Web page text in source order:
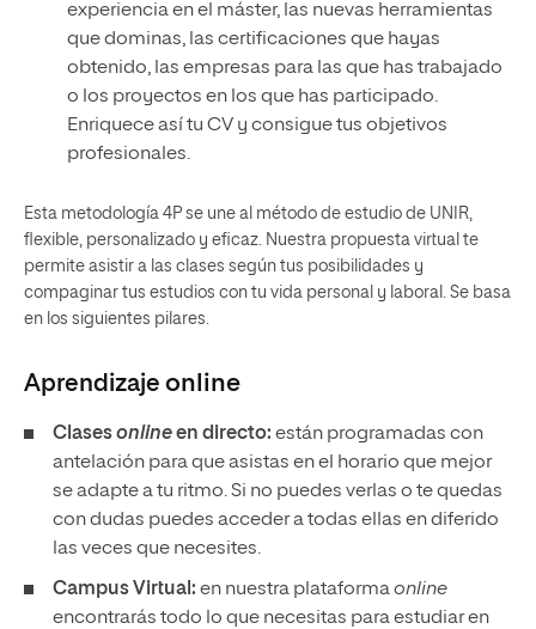
experiencia en el máster, las nuevas herramientas
que dominas, las certificaciones que hayas
obtenido, las empresas para las que has trabajado
o los proyectos en los que has participado.
Enriquece así tu CV y consigue tus objetivos
profesionales.
Esta metodología 4P se une al método de estudio de UNIR,
flexible, personalizado y eficaz. Nuestra propuesta virtual te
permite asistir a las clases según tus posibilidades y
compaginar tus estudios con tu vida personal y laboral. Se basa
en los siguientes pilares.
Aprendizaje online
Clasesonlineen directo: están programadas con
antelación para que asistas en el horario que mejor
se adapte a tu ritmo. Si no puedes verlas o te quedas
con dudas puedes acceder a todas ellas en diferido
las veces que necesites.
Campus Virtual: en nuestra plataformaonline
encontrarás todo lo que necesitas para estudiar en